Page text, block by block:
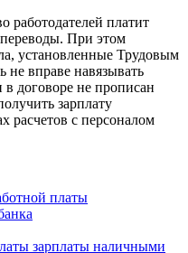
работодателей платит
переводы. При этом
установленные Трудовым
не вправе навязывать
в договоре не прописан
зарплату
расчетов с персоналом
платы
зарплаты наличными